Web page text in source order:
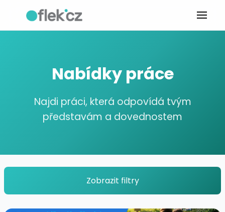
Nabídky práce
Najdi práci, která odpovídá tvým
představám a dovednostem
Zobrazit filtry